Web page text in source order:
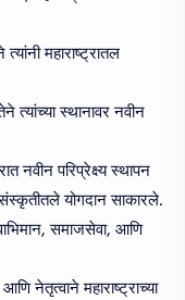
महाराष्ट्रातल
त्यांच्या स्थानावर नवीन
नवीन परिप्रेक्ष्य स्थापन
योगदान साकारले.
समाजसेवा, आणि
नेतृत्वाने महाराष्ट्राच्या